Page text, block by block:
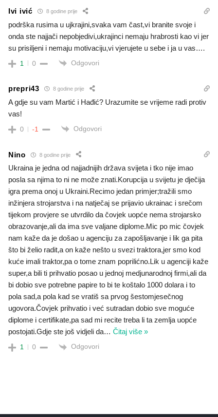
Ivi ivić 8 godine prije
podrška rusima u ujkrajini,svaka vam čast,vi branite svoje i
onda ste najjači nepobjedivi,ukrajinci nemaju hrabrosti kao vi jer
su prisiljeni i nemaju motivaciju,vi vjerujete u sebe i ja u vas….
1 0 Odgovori
prepri43 8 godine prije
A gdje su vam Martić i Hađić? Urazumite se vrijeme radi protiv
vas!
0 -1 Odgovori
Nino 8 godine prije
Ukraina je jedna od najjadnijih država svijeta i tko nije imao
posla sa njima to ni ne može znati.Korupcija u svijetu je dječija
igra prema onoj u Ukraini.Recimo jedan primjer;tražili smo
inžinjera strojarstva i na natječaj se prijavio ukrainac i srečom
tijekom provjere se utvrdilo da čovjek uopće nema strojarsko
obrazovanje,ali da ima sve valjane diplome.Mic po mic čovjek
nam kaže da je došao u agenciju za zapošljavanje i lik ga pita
što bi želio radit,a on kaže nešto u svezi traktora,jer smo kod
kuće imali traktor,pa o tome znam poprilićno.Lik u agenciji kaže
super,a bili ti prihvatio posao u jednoj medjunarodnoj firmi,ali da
bi dobio sve potrebne papire to bi te koštalo 1000 dolara i to
pola sad,a pola kad se vratiš sa prvog šestomjesečnog
ugovora.Čovjek prihvatio i već sutradan dobio sve moguće
diplome i certifikate,pa sad mi recite treba li ta zemlja uopće
postojati.Gdje ste još vidjeli da… Čitaj više »
1 0 Odgovori